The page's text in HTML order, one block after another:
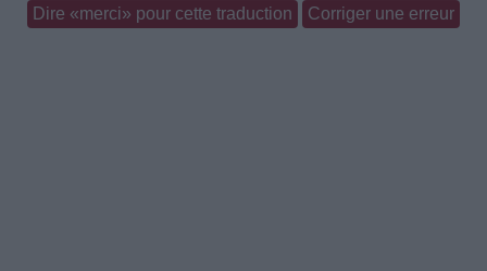
Dire «merci» pour cette traduction Corriger une erreur